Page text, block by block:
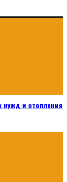
нужд и отопления